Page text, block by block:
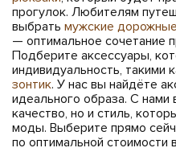
прогулок. Любителям
выбрать мужские
— оптимальное сочетание
Подберите аксессуары,
индивидуальность, такими
зонтик. У нас вы найдёте
идеального образа. С нами
качество, но и стиль,
моды. Выберите прямо
по оптимальной стоимости